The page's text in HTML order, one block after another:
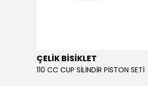
ÇELİK BİSİKLET
110 CC CUP SİLİNDİR PİSTON SETİ